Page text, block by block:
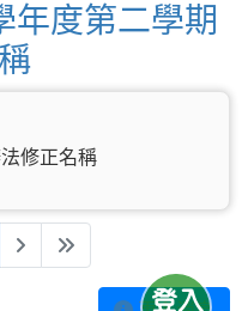
年度第二學期
修正名稱
前頁次)
› »